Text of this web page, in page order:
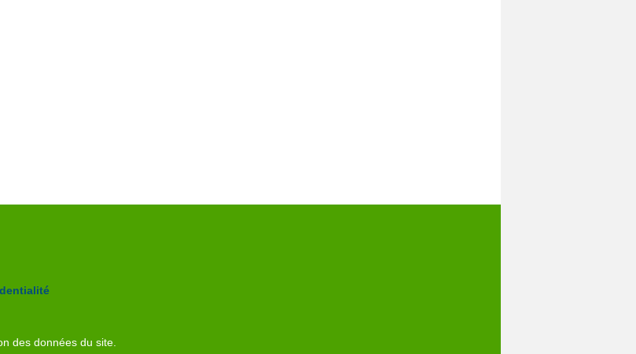
des données du site.